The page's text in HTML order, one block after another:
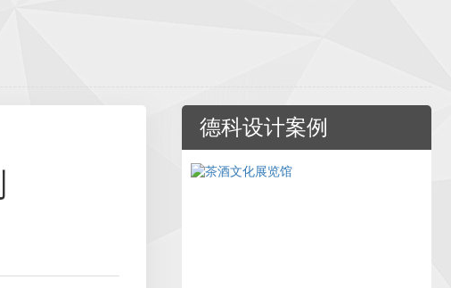
德科设计案例